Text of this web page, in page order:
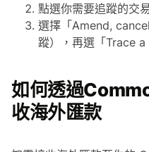
點選你需要追蹤的交
選擇「Amend,
蹤），再選「Trace a
如何透過
收海外匯款